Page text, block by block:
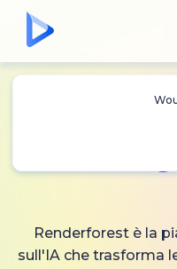
Renderforest è la
sull'IA che trasforma